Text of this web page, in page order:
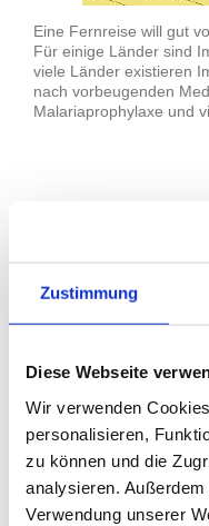
Zustimmung
Diese Webseite
Wir verwenden
personalisieren,
zu können und die
analysieren.
Verwendung unserer
Eine Fernreise will gut
Für einige Länder sind
viele Länder existieren
nach vorbeugenden
Malariaprophylaxe und
individuelle
vereinbaren Sie bitte
Wolff, der die
und die Informationen
individuelle Reise
Kassenleistung dar.